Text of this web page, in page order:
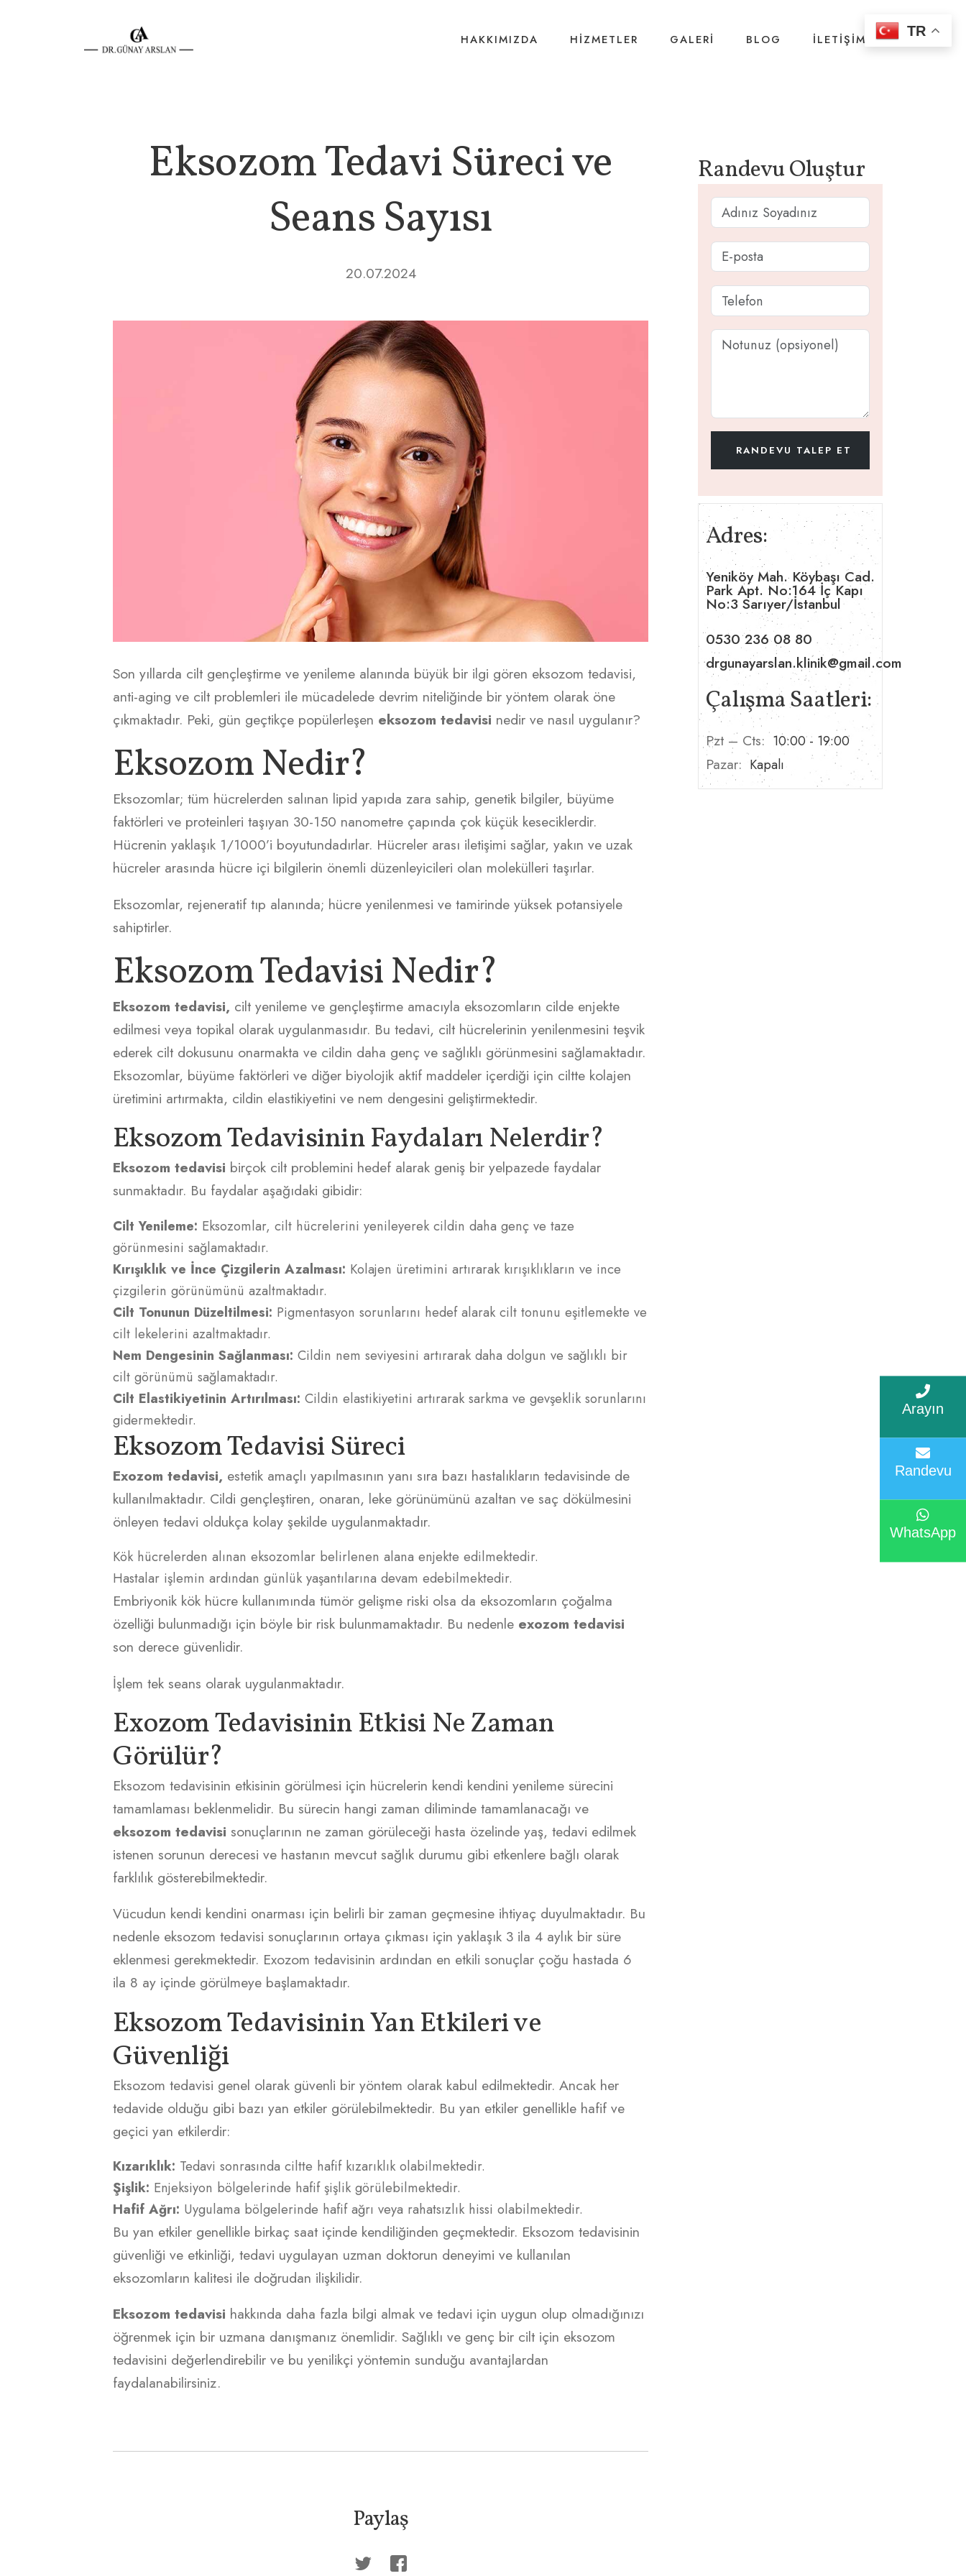
HAKKIMIZDA HIZMETLER GALERI BLOG İLETIŞIM
Eksozom Tedavi Süreci ve
Seans Sayısı
20.07.2024
Son yıllarda cilt gençleştirme ve yenileme alanında büyük bir ilgi gören eksozom tedavisi,
anti-aging ve cilt problemleri ile mücadelede devrim niteliğinde bir yöntem olarak öne
çıkmaktadır. Peki, gün geçtikçe popülerleşen eksozom tedavisi nedir ve nasıl uygulanır?
Eksozom Nedir?
Eksozomlar; tüm hücrelerden salınan lipid yapıda zara sahip, genetik bilgiler, büyüme
faktörleri ve proteinleri taşıyan 30-150 nanometre çapında çok küçük keseciklerdir.
Hücrenin yaklaşık 1/1000’i boyutundadırlar. Hücreler arası iletişimi sağlar, yakın ve uzak
hücreler arasında hücre içi bilgilerin önemli düzenleyicileri olan molekülleri taşırlar.
Eksozomlar, rejeneratif tıp alanında; hücre yenilenmesi ve tamirinde yüksek potansiyele
sahiptirler.
Eksozom Tedavisi Nedir?
Eksozom tedavisi, cilt yenileme ve gençleştirme amacıyla eksozomların cilde enjekte
edilmesi veya topikal olarak uygulanmasıdır. Bu tedavi, cilt hücrelerinin yenilenmesini teşvik
ederek cilt dokusunu onarmakta ve cildin daha genç ve sağlıklı görünmesini sağlamaktadır.
Eksozomlar, büyüme faktörleri ve diğer biyolojik aktif maddeler içerdiği için ciltte kolajen
üretimini artırmakta, cildin elastikiyetini ve nem dengesini geliştirmektedir.
Eksozom Tedavisinin Faydaları Nelerdir?
Eksozom tedavisi birçok cilt problemini hedef alarak geniş bir yelpazede faydalar
sunmaktadır. Bu faydalar aşağıdaki gibidir:
Cilt Yenileme: Eksozomlar, cilt hücrelerini yenileyerek cildin daha genç ve taze
görünmesini sağlamaktadır.
Kırışıklık ve İnce Çizgilerin Azalması: Kolajen üretimini artırarak kırışıklıkların ve ince
çizgilerin görünümünü azaltmaktadır.
Cilt Tonunun Düzeltilmesi: Pigmentasyon sorunlarını hedef alarak cilt tonunu eşitlemekte ve
cilt lekelerini azaltmaktadır.
Nem Dengesinin Sağlanması: Cildin nem seviyesini artırarak daha dolgun ve sağlıklı bir
cilt görünümü sağlamaktadır.
Cilt Elastikiyetinin Artırılması: Cildin elastikiyetini artırarak sarkma ve gevşeklik sorunlarını
gidermektedir.
Eksozom Tedavisi Süreci
Exozom tedavisi, estetik amaçlı yapılmasının yanı sıra bazı hastalıkların tedavisinde de
kullanılmaktadır. Cildi gençleştiren, onaran, leke görünümünü azaltan ve saç dökülmesini
önleyen tedavi oldukça kolay şekilde uygulanmaktadır.
Kök hücrelerden alınan eksozomlar belirlenen alana enjekte edilmektedir.
Hastalar işlemin ardından günlük yaşantılarına devam edebilmektedir.
Embriyonik kök hücre kullanımında tümör gelişme riski olsa da eksozomların çoğalma
özelliği bulunmadığı için böyle bir risk bulunmamaktadır. Bu nedenle exozom tedavisi
son derece güvenlidir.
İşlem tek seans olarak uygulanmaktadır.
Exozom Tedavisinin Etkisi Ne Zaman
Görülür?
Eksozom tedavisinin etkisinin görülmesi için hücrelerin kendi kendini yenileme sürecini
tamamlaması beklenmelidir. Bu sürecin hangi zaman diliminde tamamlanacağı ve
eksozom tedavisi sonuçlarının ne zaman görüleceği hasta özelinde yaş, tedavi edilmek
istenen sorunun derecesi ve hastanın mevcut sağlık durumu gibi etkenlere bağlı olarak
farklılık gösterebilmektedir.
Vücudun kendi kendini onarması için belirli bir zaman geçmesine ihtiyaç duyulmaktadır. Bu
nedenle eksozom tedavisi sonuçlarının ortaya çıkması için yaklaşık 3 ila 4 aylık bir süre
eklenmesi gerekmektedir. Exozom tedavisinin ardından en etkili sonuçlar çoğu hastada 6
ila 8 ay içinde görülmeye başlamaktadır.
Eksozom Tedavisinin Yan Etkileri ve
Güvenliği
Eksozom tedavisi genel olarak güvenli bir yöntem olarak kabul edilmektedir. Ancak her
tedavide olduğu gibi bazı yan etkiler görülebilmektedir. Bu yan etkiler genellikle hafif ve
geçici yan etkilerdir:
Kızarıklık: Tedavi sonrasında ciltte hafif kızarıklık olabilmektedir.
Şişlik: Enjeksiyon bölgelerinde hafif şişlik görülebilmektedir.
Hafif Ağrı: Uygulama bölgelerinde hafif ağrı veya rahatsızlık hissi olabilmektedir.
Bu yan etkiler genellikle birkaç saat içinde kendiliğinden geçmektedir. Eksozom tedavisinin
güvenliği ve etkinliği, tedavi uygulayan uzman doktorun deneyimi ve kullanılan
eksozomların kalitesi ile doğrudan ilişkilidir.
Eksozom tedavisi hakkında daha fazla bilgi almak ve tedavi için uygun olup olmadığınızı
öğrenmek için bir uzmana danışmanız önemlidir. Sağlıklı ve genç bir cilt için eksozom
tedavisini değerlendirebilir ve bu yenilikçi yöntemin sunduğu avantajlardan
faydalanabilirsiniz.
Paylaş
Randevu Oluştur
Adres:
Yeniköy Mah. Köybaşı Cad.
Park Apt. No:164 İç Kapı
No:3 Sarıyer/İstanbul
0530 236 08 80
drgunayarslan.klinik@gmail.com
Çalışma Saatleri:
Pzt – Cts: 10:00 - 19:00
Pazar: Kapalı
Arayın
Randevu
WhatsApp
TR